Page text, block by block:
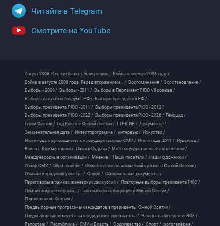
Читайте в Telegram
Смотрите на YouTube
Август 2008. Как это было. / Блиц-опрос / Война в августе 2008 года /
Война в августе 2008 года. Перед вторжением... / Воспоминания / Восстановление /
Выборы - 2009 / Выборы - 2011 / Выборы в Парламент РЮО VII созыва /
Выборы депутатов Госдумы РФ / Выборы президента РФ /
Выборы президента РЮО - 2011 / Выборы президента РЮО - 2012 /
Выборы президента РЮО - 2022 / Выборы президента РЮО - 2026 / Геноцид /
Герои Осетии / Год Коста в Южной Осетии / ГТРК ИР / Документы /
Знаменательная дата / Инвестпрограмма / интервью / Искуство /
Итоги года с руководителями государственных СМИ / Итоги года. 2011 / Иудзинад /
Книги / Комментарии / Люди и Судьбы / Межгосударственные соглашения /
Международные организации / Мнение / Наши писатели / Наши художники /
Обзор СМИ / Образование / Общественно-политический кризис в Южной Осетии /
Обычаи и традиции у осетин / Опрос / Официальные документы /
Переговоры в рамках женевских дискуссий / Повторные выборы президента РЮО /
Помнит мир спасенный... / Поствыборная ситуация в Южной Осетии /
Православная Осетия /
Предвыборные программы кандидатов в президенты Южной Осетии /
Предвыборные теледебаты кандидатов в президенты / Рассказы ветеранов ВОВ /
Репортаж / Республика / СМИ и Власть / Содружество / Спорт / фотогалерея /